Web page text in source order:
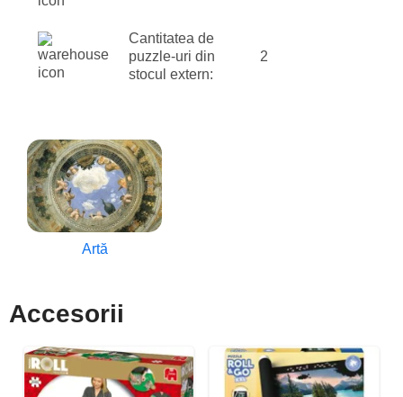
Cantitatea de
puzzle-uri din
stocul extern:
2
Artă
Accesorii